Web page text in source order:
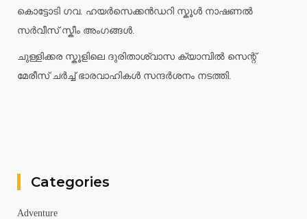
കൊട്ടോടി ഗവ. ഹയർസെക്കൻഡറി സ്കൂൾ നാഷണൽ
സർവീസ് സ്കീം അംഗങ്ങൾ.
ചുള്ളിക്കര സ്കൂളിലെ ദുരിതാശ്വാസ ക്യാമ്പിൽ സെന്റ്
മേരീസ് ചർച്ച് ഭാരവാഹികൾ സന്ദർശനം നടത്തി.
Categories
Adventure